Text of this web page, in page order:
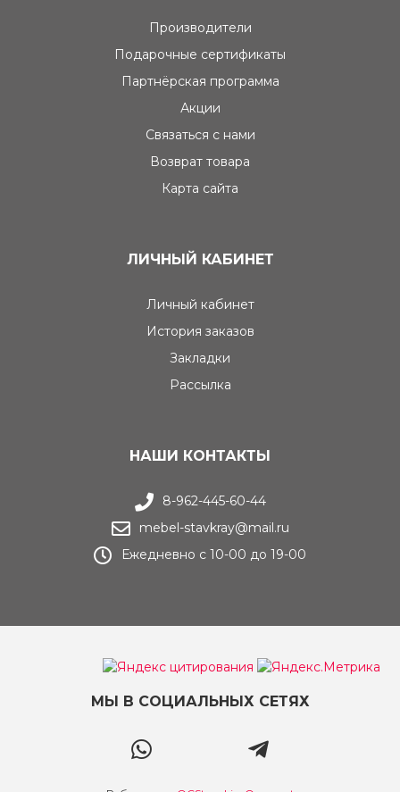
Производители
Подарочные сертификаты
Партнёрская программа
Акции
Связаться с нами
Возврат товара
Карта сайта
ЛИЧНЫЙ КАБИНЕТ
Личный кабинет
История заказов
Закладки
Рассылка
НАШИ КОНТАКТЫ
8-962-445-60-44
mebel-stavkray@mail.ru
Ежедневно с 10-00 до 19-00
МЫ В СОЦИАЛЬНЫХ СЕТЯХ